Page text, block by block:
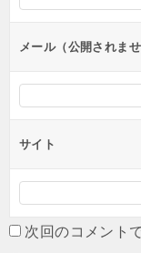
ョ
ンメール（公開されま
サイト
次回のコメント